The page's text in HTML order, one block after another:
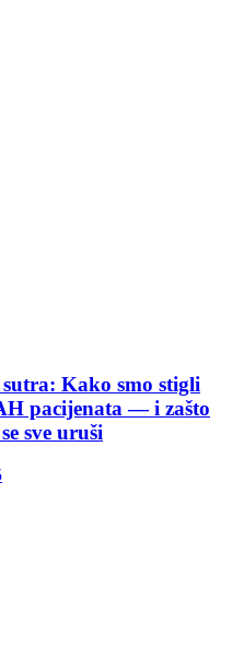
Kako smo stigli
pacijenata — i zašto
sve uruši